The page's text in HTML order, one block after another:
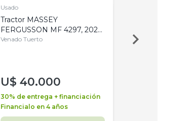
Usado
Tractor MASSEY
FERGUSSON MF 4297, 2020,
4WD, PATON
Venado Tuerto
U$ 40.000
30% de entrega + financiación
Financialo en 4 años
Venado Tuerto